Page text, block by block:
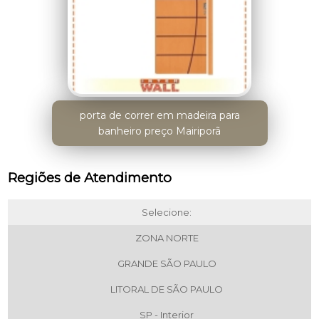
porta de correr em madeira para
banheiro preço Mairiporã
Regiões de Atendimento
Selecione:
ZONA NORTE
GRANDE SÃO PAULO
LITORAL DE SÃO PAULO
SP - Interior